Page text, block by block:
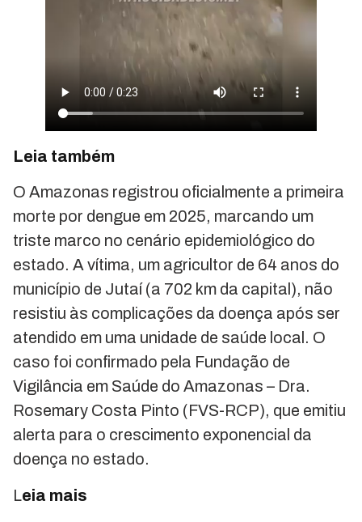
Leia também
O Amazonas registrou oficialmente a primeira
morte por dengue em 2025, marcando um
triste marco no cenário epidemiológico do
estado. A vítima, um agricultor de 64 anos do
município de Jutaí (a 702 km da capital), não
resistiu às complicações da doença após ser
atendido em uma unidade de saúde local. O
caso foi confirmado pela Fundação de
Vigilância em Saúde do Amazonas – Dra.
Rosemary Costa Pinto (FVS-RCP), que emitiu
alerta para o crescimento exponencial da
doença no estado.
Leia mais